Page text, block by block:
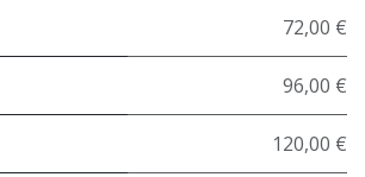
72,00 €
96,00 €
120,00 €